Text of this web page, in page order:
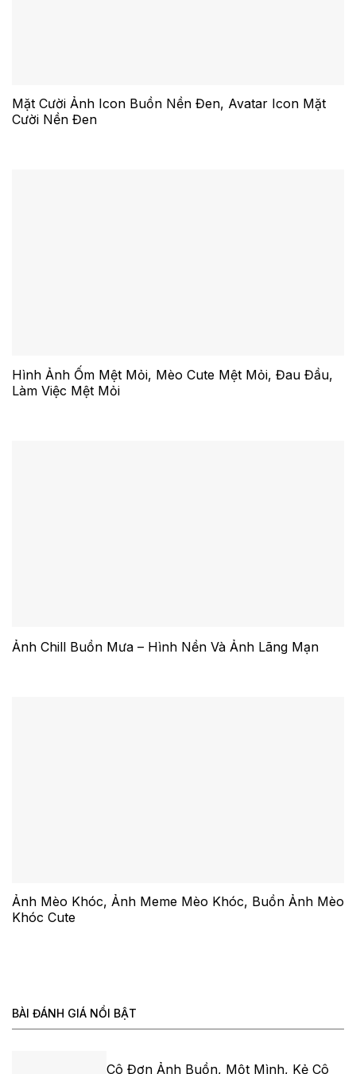
Mặt Cười Ảnh Icon Buồn Nền Đen, Avatar Icon Mặt
Cười Nền Đen
Hình Ảnh Ốm Mệt Mỏi, Mèo Cute Mệt Mỏi, Đau Đầu,
Làm Việc Mệt Mỏi
Ảnh Chill Buồn Mưa – Hình Nền Và Ảnh Lãng Mạn
Ảnh Mèo Khóc, Ảnh Meme Mèo Khóc, Buồn Ảnh Mèo
Khóc Cute
BÀI ĐÁNH GIÁ NỔI BẬT
Cô Đơn Ảnh Buồn, Một Mình, Kẻ Cô